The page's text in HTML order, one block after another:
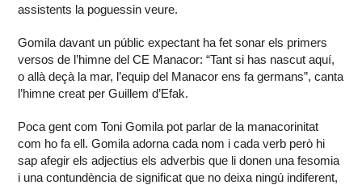
assistents la poguessin veure.
Gomila davant un públic expectant ha fet sonar els primers
versos de l’himne del CE Manacor: “Tant si has nascut aquí,
o allà deçà la mar, l’equip del Manacor ens fa germans”, canta
l’himne creat per Guillem d’Efak.
Poca gent com Toni Gomila pot parlar de la manacorinitat
com ho fa ell. Gomila adorna cada nom i cada verb però hi
sap afegir els adjectius els adverbis que li donen una fesomia
i una contundència de significat que no deixa ningú indiferent,